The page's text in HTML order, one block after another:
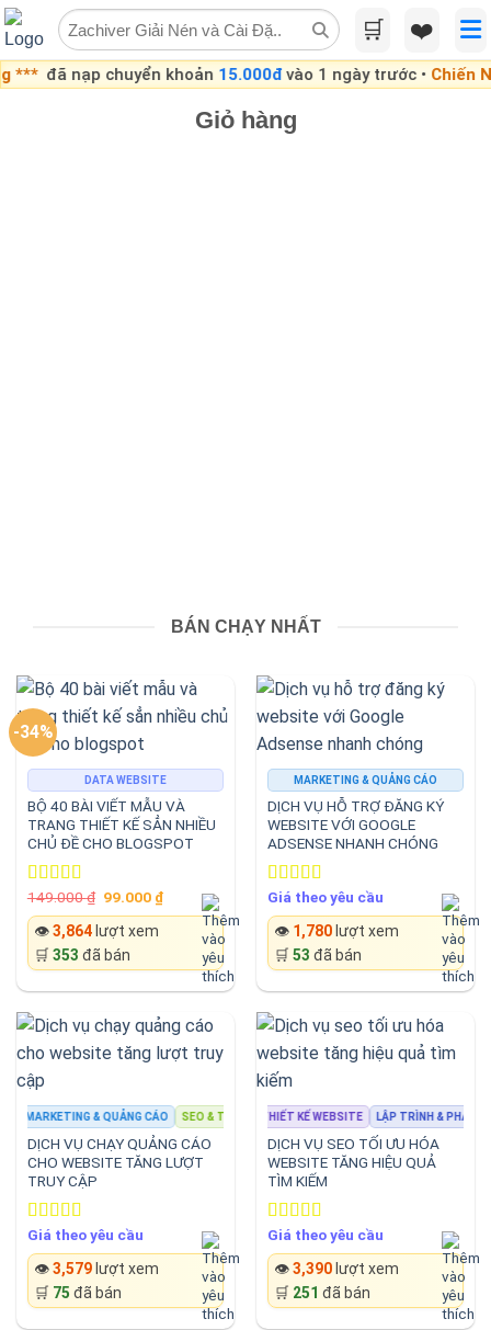
🛒 ❤️
đã nạp chuyển khoản15.000đvào 1 ngày trước •Chiến N***
Skip
to
content
Giỏ hàng
BÁN CHẠY NHẤT
-34%
DATA WEBSITE
BỘ 40 BÀI VIẾT MẪU VÀ
TRANG THIẾT KẾ SẲN NHIỀU
CHỦ ĐỀ CHO BLOGSPOT
Rated5.00
out of 5
149.000₫ Original
was:
149.000 ₫.
99.000 ₫Current
price
99.000 ₫.
👁️3,864lượt xem
🛒 353 đã bán
MARKETING & QUẢNG CÁO
DỊCH VỤ HỖ TRỢ ĐĂNG KÝ
WEBSITE VỚI GOOGLE
ADSENSE NHANH CHÓNG
Rated5.00
out of 5
Giá theo yêu cầu
👁️ 1,780lượt xem
🛒 53 đã bán
MARKETING & QUẢNG CÁO SEO & TỐI ƯU WEBSITE MARKETING & QUẢNG CÁO
DỊCH VỤ CHẠY QUẢNG CÁO
CHO WEBSITE TĂNG LƯỢT
TRUY CẬP
Rated4.33
out of 5
Giá theo yêu cầu
👁️3,579lượt xem
🛒 75 đã bán
THIẾT KẾ WEBSITE LẬP TRÌNH & PHÁT
DỊCH VỤ SEO TỐI ƯU HÓA
WEBSITE TĂNG HIỆU QUẢ
TÌM KIẾM
Rated4.50
out of 5
Giá theo yêu cầu
👁️3,390lượt xem
🛒 251 đã bán